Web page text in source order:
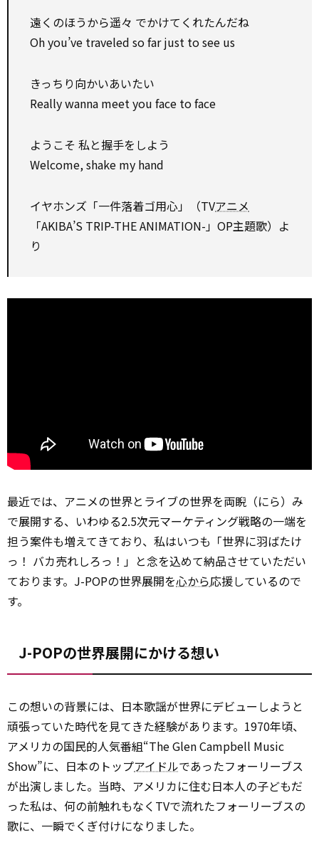
遠くのほうから遥々 でかけてくれたんだね
Oh you’ve traveled so far just to see us
きっちり向かいあいたい
Really wanna meet you face to face
ようこそ 私と握手をしよう
Welcome, shake my hand
イヤホンズ「一件落着ゴ用心」（TVアニメ
「AKIBA’S TRIP-THE ANIMATION-」OP主題歌）よ
り
最近では、アニメの世界とライブの世界を両睨（にら）み
で展開する、いわゆる2.5次元マーケティング戦略の一端を
担う案件も増えてきており、私はいつも「世界に羽ばたけ
っ！ バカ売れしろっ！」と念を込めて納品させていただい
ております。J-POPの世界展開を心から応援しているので
す。
J-POPの世界展開にかける想い
この想いの背景には、日本歌謡が世界にデビューしようと
頑張っていた時代を見てきた経験があります。1970年頃、
アメリカの国民的人気番組“The Glen Campbell Music
Show”に、日本のトップアイドルであったフォーリーブス
が出演しました。当時、アメリカに住む日本人の子どもだ
った私は、何の前触れもなくTVで流れたフォーリーブスの
歌に、一瞬でくぎ付けになりました。